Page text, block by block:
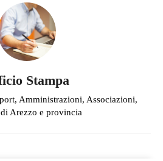
Stampa
Amministrazioni, Associazioni,
Arezzo e provincia